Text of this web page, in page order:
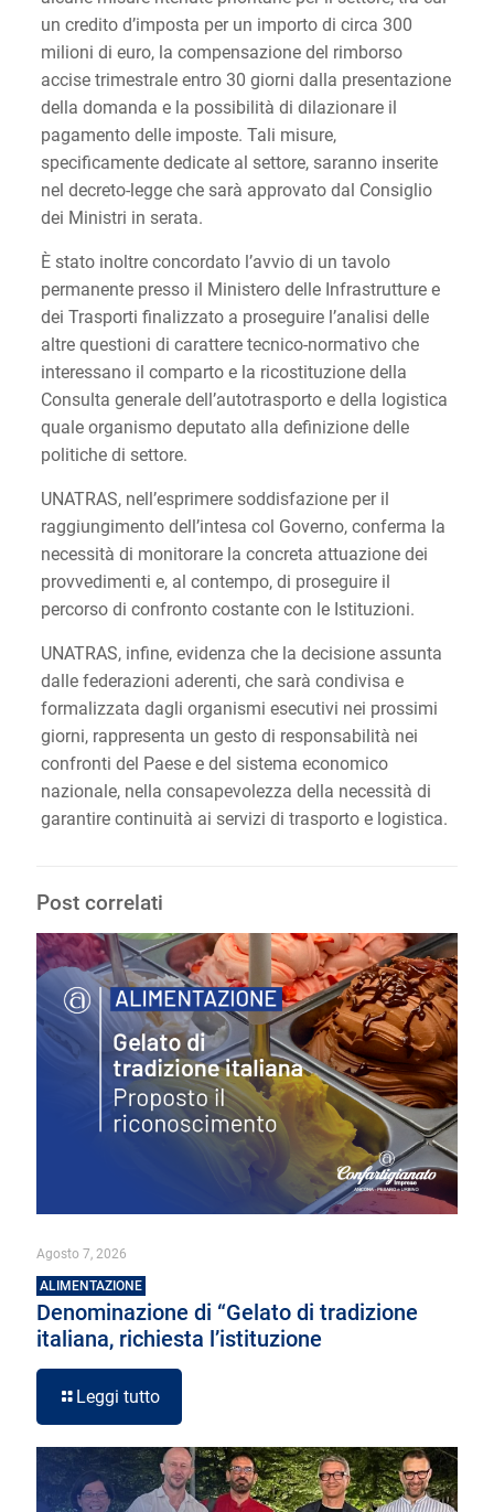
un credito d’imposta per un importo di circa 300
milioni di euro, la compensazione del rimborso
accise trimestrale entro 30 giorni dalla presentazione
della domanda e la possibilità di dilazionare il
pagamento delle imposte. Tali misure,
specificamente dedicate al settore, saranno inserite
nel decreto-legge che sarà approvato dal Consiglio
dei Ministri in serata.
È stato inoltre concordato l’avvio di un tavolo
permanente presso il Ministero delle Infrastrutture e
dei Trasporti finalizzato a proseguire l’analisi delle
altre questioni di carattere tecnico-normativo che
interessano il comparto e la ricostituzione della
Consulta generale dell’autotrasporto e della logistica
quale organismo deputato alla definizione delle
politiche di settore.
UNATRAS, nell’esprimere soddisfazione per il
raggiungimento dell’intesa col Governo, conferma la
necessità di monitorare la concreta attuazione dei
provvedimenti e, al contempo, di proseguire il
percorso di confronto costante con le Istituzioni.
UNATRAS, infine, evidenza che la decisione assunta
dalle federazioni aderenti, che sarà condivisa e
formalizzata dagli organismi esecutivi nei prossimi
giorni, rappresenta un gesto di responsabilità nei
confronti del Paese e del sistema economico
nazionale, nella consapevolezza della necessità di
garantire continuità ai servizi di trasporto e logistica.
Post correlati
Agosto 7, 2026
ALIMENTAZIONE
Denominazione di “Gelato di tradizione
italiana, richiesta l’istituzione
Leggi tutto